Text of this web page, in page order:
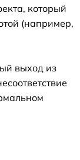
который
(например,
выход из